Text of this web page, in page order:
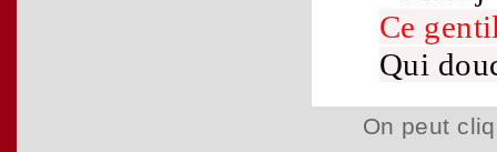
Ce
Qui
On peut